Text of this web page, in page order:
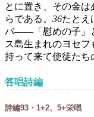
とに置き、その金
らである。 36たとえ
バ――「慰めの子」
ス島生まれのヨセフ
持って来て使徒たち
答唱詩編
詩編93・1+2、5+栄唱